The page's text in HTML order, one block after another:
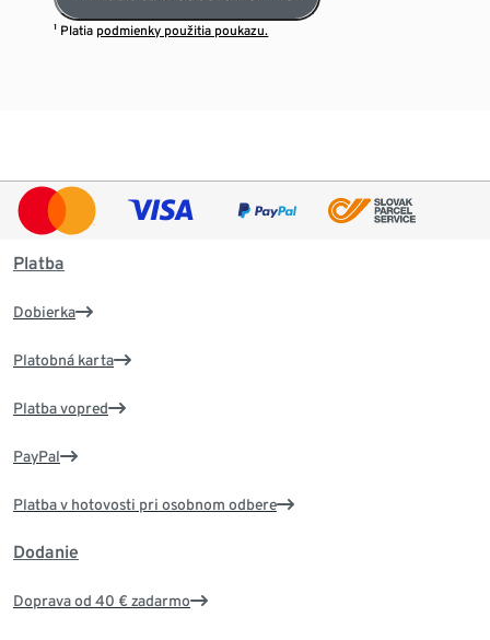
¹ Platia podmienky použitia poukazu.
Platba
Dobierka
Platobná karta
Platba vopred
PayPal
Platba v hotovosti pri osobnom odbere
Dodanie
Doprava od 40 € zadarmo